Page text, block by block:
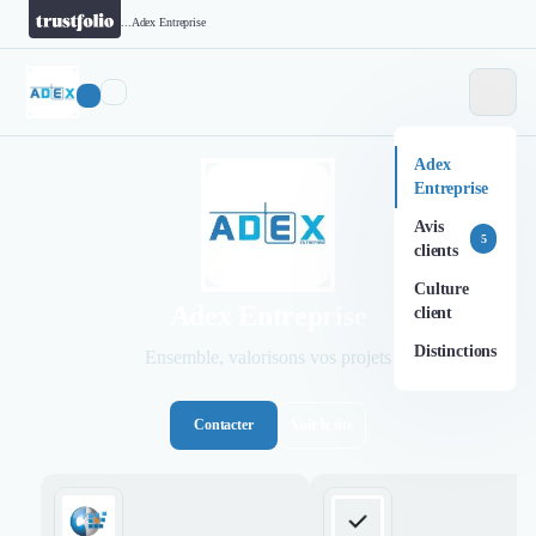
Adex Entreprise
Adex
Entreprise
Avis
clients
5
Culture
client
Distinctions
Ensemble, valorisons vos projets
Contacter